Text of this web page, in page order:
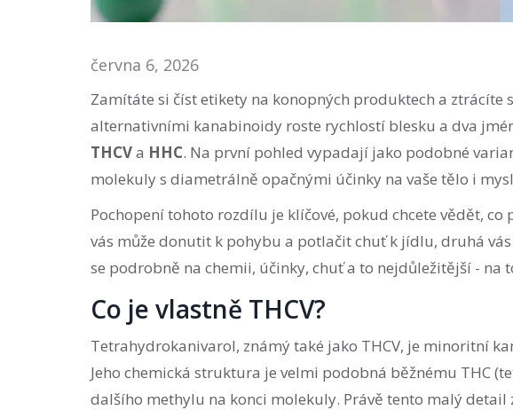
června 6, 2026
Zamítáte si číst etikety na konopných produktech a ztrácíte
alternativními kanabinoidy roste rychlostí blesku a dva
THCVa HHC. Na první pohled vypadají jako podobné
molekuly s diametrálně opačnými účinky na vaše tělo i
Pochopení tohoto rozdílu je klíčové, pokud chcete vědět,
vás může donutit k pohybu a potlačit chuť k jídlu, druhá
se podrobně na chemii, účinky, chuť a to nejdůležitější - na
Co je vlastně THCV?
Tetrahydrokanivarol, známý také jako THCV, je minoritní
Jeho chemická struktura je velmi podobná běžnému THC
dalšího methylu na konci molekuly. Právě tento malý